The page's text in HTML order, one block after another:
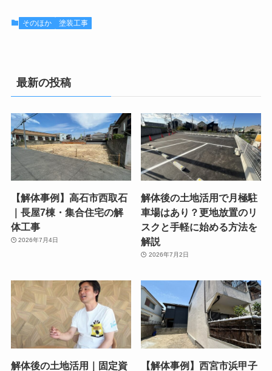
そのほか 塗装工事
最新の投稿
【解体事例】高石市西取石
｜長屋7棟・集合住宅の解
体工事
2026年7月4日
解体後の土地活用で月極駐
車場はあり？更地放置のリ
スクと手軽に始める方法を
解説
2026年7月2日
解体後の土地活用｜固定資
【解体事例】西宮市浜甲子